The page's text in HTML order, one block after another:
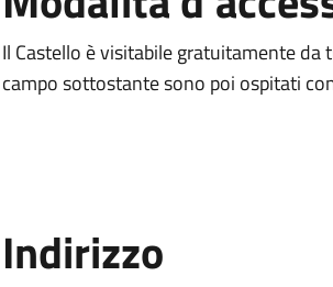
Il Castello è visitabile gratuitamente
campo sottostante sono poi ospitati
Indirizzo